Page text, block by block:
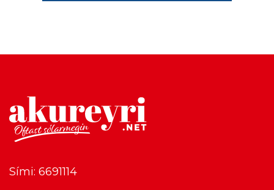
Sími: 6691114